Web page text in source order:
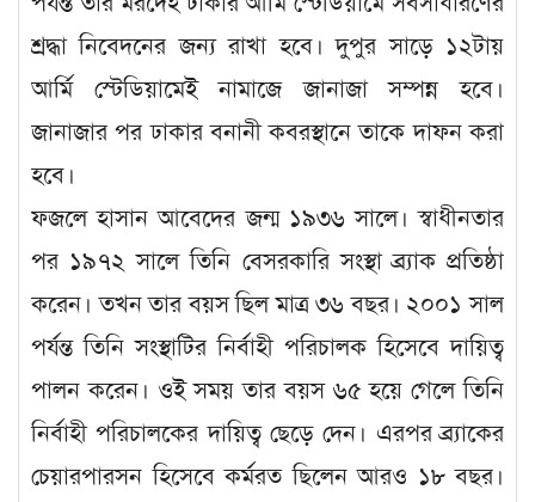
শ্রদ্ধা নিবেদনের জন্য রাখা হবে। দুপুর সাড়ে ১২টায়
আর্মি স্টেডিয়ামেই নামাজে জানাজা সম্পন্ন হবে।
জানাজার পর ঢাকার বনানী কবরস্থানে তাকে দাফন করা
হবে।
ফজলে হাসান আবেদের জন্ম ১৯৩৬ সালে। স্বাধীনতার
পর ১৯৭২ সালে তিনি বেসরকারি সংস্থা ব্র্যাক প্রতিষ্ঠা
করেন। তখন তার বয়স ছিল মাত্র ৩৬ বছর। ২০০১ সাল
পর্যন্ত তিনি সংস্থাটির নির্বাহী পরিচালক হিসেবে দায়িত্ব
পালন করেন। ওই সময় তার বয়স ৬৫ হয়ে গেলে তিনি
নির্বাহী পরিচালকের দায়িত্ব ছেড়ে দেন। এরপর ব্র্যাকের
চেয়ারপারসন হিসেবে কর্মরত ছিলেন আরও ১৮ বছর।